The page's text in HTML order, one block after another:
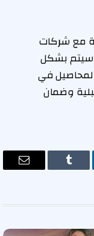
مع شركات
سيتم بشكل
في
وضمان
Tumblr
البريد